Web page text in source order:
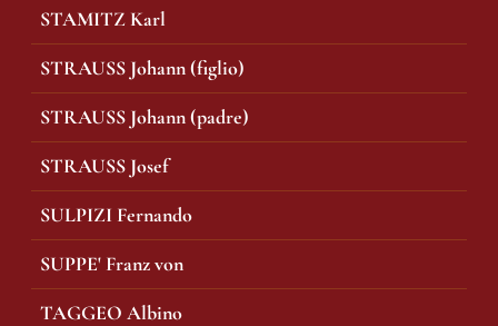
STAMITZ Karl
STRAUSS Johann (figlio)
STRAUSS Johann (padre)
STRAUSS Josef
SULPIZI Fernando
SUPPE' Franz von
TAGGEO Albino